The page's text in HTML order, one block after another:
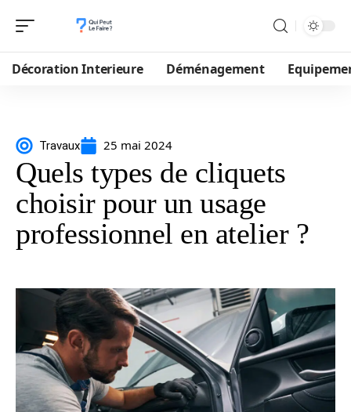
Décoration Interieure Déménagement
Travaux 25 mai 2024
Quels types de cliquets
choisir pour un usage
professionnel en atelier ?